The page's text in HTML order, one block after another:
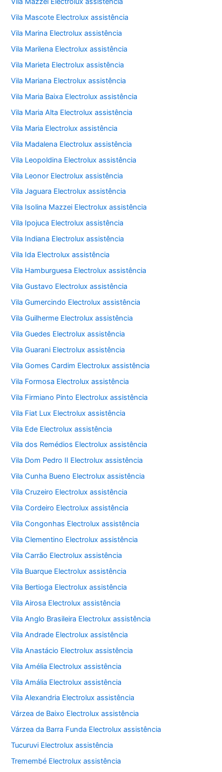
Vila Mascote Electrolux assistência
Vila Marina Electrolux assistência
Vila Marilena Electrolux assistência
Vila Marieta Electrolux assistência
Vila Mariana Electrolux assistência
Vila Maria Baixa Electrolux assistência
Vila Maria Alta Electrolux assistência
Vila Maria Electrolux assistência
Vila Madalena Electrolux assistência
Vila Leopoldina Electrolux assistência
Vila Leonor Electrolux assistência
Vila Jaguara Electrolux assistência
Vila Isolina Mazzei Electrolux assistência
Vila Ipojuca Electrolux assistência
Vila Indiana Electrolux assistência
Vila Ida Electrolux assistência
Vila Hamburguesa Electrolux assistência
Vila Gustavo Electrolux assistência
Vila Gumercindo Electrolux assistência
Vila Guilherme Electrolux assistência
Vila Guedes Electrolux assistência
Vila Guarani Electrolux assistência
Vila Gomes Cardim Electrolux assistência
Vila Formosa Electrolux assistência
Vila Firmiano Pinto Electrolux assistência
Vila Fiat Lux Electrolux assistência
Vila Ede Electrolux assistência
Vila dos Remédios Electrolux assistência
Vila Dom Pedro II Electrolux assistência
Vila Cunha Bueno Electrolux assistência
Vila Cruzeiro Electrolux assistência
Vila Cordeiro Electrolux assistência
Vila Congonhas Electrolux assistência
Vila Clementino Electrolux assistência
Vila Carrão Electrolux assistência
Vila Buarque Electrolux assistência
Vila Bertioga Electrolux assistência
Vila Airosa Electrolux assistência
Vila Anglo Brasileira Electrolux assistência
Vila Andrade Electrolux assistência
Vila Anastácio Electrolux assistência
Vila Amélia Electrolux assistência
Vila Amália Electrolux assistência
Vila Alexandria Electrolux assistência
Várzea de Baixo Electrolux assistência
Várzea da Barra Funda Electrolux assistência
Tucuruvi Electrolux assistência
Tremembé Electrolux assistência